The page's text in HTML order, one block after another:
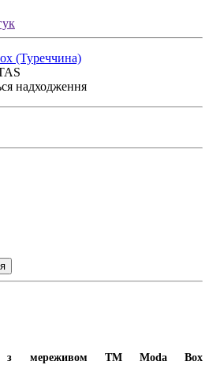
(Туреччина)
надходження
з мереживом ТМ Moda Box